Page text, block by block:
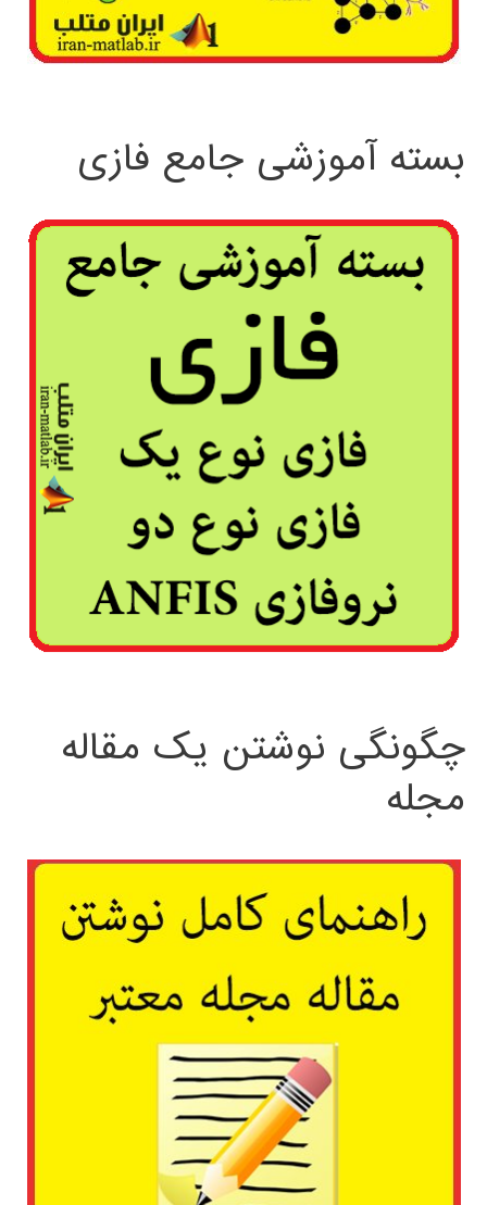
بسته آموزشی جامع فازی
چگونگی نوشتن یک مقاله
مجله